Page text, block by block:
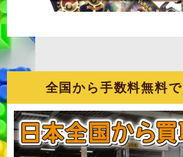
全国から手数料無料で